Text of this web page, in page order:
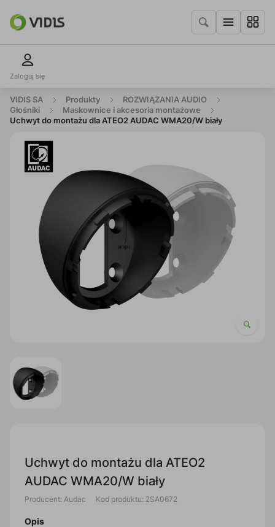
Zaloguj się
VIDIS SA Produkty
ROZWIĄZANIA AUDIO
Głośniki
Maskownice i akcesoria montażowe
Uchwyt do montażu dla ATEO2 AUDAC WMA20/W biały
Uchwyt do montażu dla ATEO2
AUDAC WMA20/W biały
Producent: Audac Kod produktu: 2SA0672
Opis